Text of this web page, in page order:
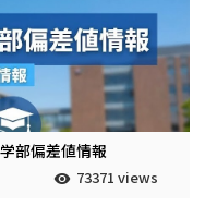
部偏差値情報
73371 views